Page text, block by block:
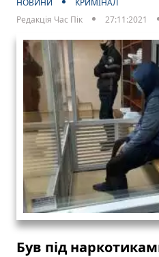
Редакція Час Пік
27:11:2021
Був під